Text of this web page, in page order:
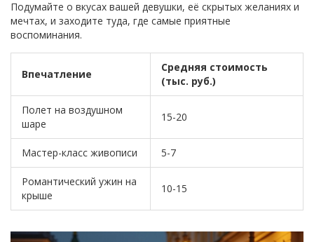
Подумайте о вкусах вашей девушки, её скрытых желаниях и
мечтах, и заходите туда, где самые приятные
воспоминания.
Впечатление
Средняя стоимость
(тыс. руб.)
Полет на воздушном
шаре
15-20
Мастер-класс живописи 5-7
Романтический ужин на
крыше
10-15